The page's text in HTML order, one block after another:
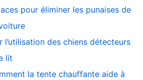
pour éliminer les punaises de
l’utilisation des chiens détecteurs
lit
la tente chauffante aide à